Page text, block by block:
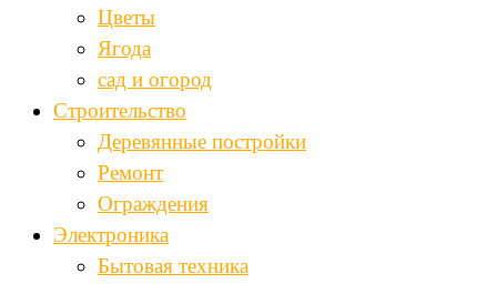
Цветы
Ягода
сад и огород
Строительство
Деревянные постройки
Ремонт
Ограждения
Электроника
Бытовая техника